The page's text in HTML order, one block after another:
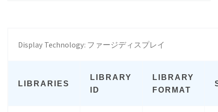
Display Technology: ファージディスプレイ
LIBRARIES
LIBRARY
ID
LIBRARY
FORMAT